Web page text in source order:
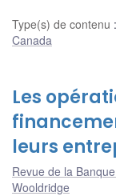
Type(s) de contenu :
Canada
Les
leurs
Revue de la
Wooldridge